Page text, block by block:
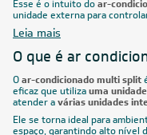
Esse é o intuito doar-
unidade externa para
Leia mais
O que é ar
Oar-condicionado multi split
eficaz que utilizauma
atender avárias unidades
Ele se torna ideal para
espaço, garantindo alto nível